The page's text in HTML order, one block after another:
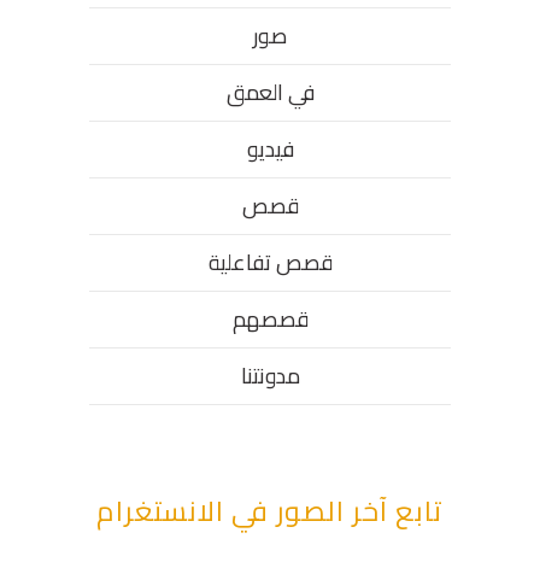
صور
في العمق
فيديو
قصص
قصص تفاعلية
قصصهم
مدونتنا
تابع آخر الصور في الانستغرام